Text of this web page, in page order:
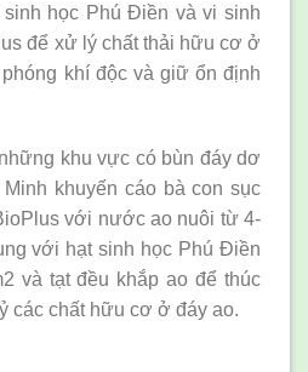
học Phú Điền và vi sinh
để xử lý chất thải hữu cơ ở
khí độc và giữ ổn định
khu vực có bùn đáy dơ
khuyến cáo bà con sục
với nước ao nuôi từ 4-
với hạt sinh học Phú Điền
và tạt đều khắp ao để thúc
các chất hữu cơ ở đáy ao.